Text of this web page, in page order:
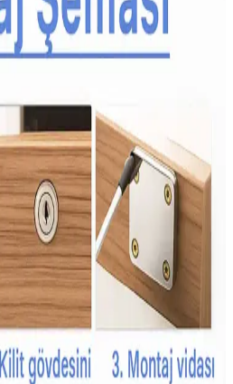
enerji ihtiyacını karşılayan dengeli
protein ve çeşitli lezzetlerle
Yaşa göre özelleştirilen seçenekler
düzenini zorlaştırıyor.
ve planlı alışverişle sağlıklı,
hale geliyor. Bu yöntemler gıda
destekler.
İçin Güvenli ve
kolay temizlenebilir ve
çocukların aktivitelerini
Güvenli, Konforlu
Seçenekleri